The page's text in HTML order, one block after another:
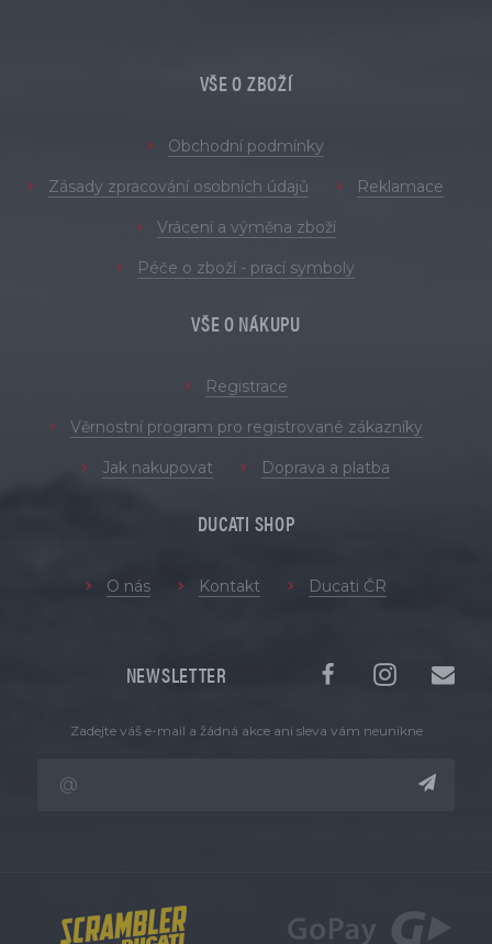
VŠE O ZBOŽÍ
Obchodní podmínky
Zásady zpracování osobních údajů Reklamace
Vrácení a výměna zboží
Péče o zboží - prací symboly
VŠE O NÁKUPU
Registrace
Věrnostní program pro registrované zákazníky
Jak nakupovat Doprava a platba
DUCATI SHOP
O nás Kontakt Ducati ČR
NEWSLETTER
Zadejte váš e-mail a žádná akce ani sleva vám neunikne